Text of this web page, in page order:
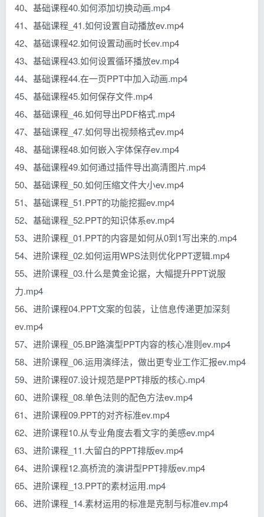
40、基础课程40.如何添加切换动画.mp4
41、基础课程_41.如何设置自动播放ev.mp4
42、基础课程42.如何设置动画时长ev.mp4
43、基础课程43.如何设置循环播放ev.mp4
44、基础课程44.在一页PPT中加入动画.mp4
45、基础课程45.如何保存文件.mp4
46、基础课程_46.如何导出PDF格式.mp4
47、基础课程_47.如何导出视频格式ev.mp4
48、基础课程48.如何嵌入字体保存ev.mp4
49、基础课程49.如何通过插件导出高清图片.mp4
50、基础课程_50.如何压缩文件大小ev.mp4
51、基础课程_51.PPT的功能挖掘ev.mp4
52、基础课程_52.PPT的知识体系ev.mp4
53、进阶课程_01.PPT的内容是如何从0到1写出来的.mp4
54、进阶课程_02.如何运用WPS法则优化PPT逻辑.mp4
55、进阶课程_03.什么是黄金论据，大幅提升PPT说服
力.mp4
56、进阶课程04.PPT文案的包装，让信息传递更加深刻
ev.mp4
57、进阶课程_05.BP路演型PPT内容的核心准则ev.mp4
58、进阶课程_06.运用演绎法，做出更专业工作汇报ev.mp4
59、进阶课程07.设计规范是PPT排版的核心.mp4
60、进阶课程_08.单色法则的配色方法ev.mp4
61、进阶课程09.PPT的对齐标准ev.mp4
62、进阶课程10.从专业角度去看文字的美感ev.mp4
63、进阶课程_11.大留白的PPT排版ev.mp4
64、进阶课程12.高桥流的演讲型PPT排版ev.mp4
65、进阶课程_13.PPT的素材运用.mp4
66、进阶课程_14.素材运用的标准是克制与标准ev.mp4